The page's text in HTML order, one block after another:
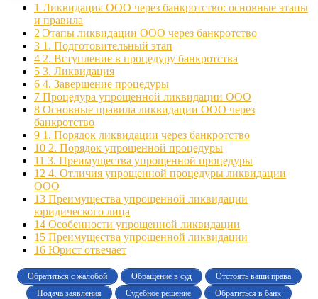
1 Ликвидация ООО через банкротство: основные этапы
и правила
2 Этапы ликвидации ООО через банкротство
3 1. Подготовительный этап
4 2. Вступление в процедуру банкротства
5 3. Ликвидация
6 4. Завершение процедуры
7 Процедура упрощенной ликвидации ООО
8 Основные правила ликвидации ООО через
банкротство
9 1. Порядок ликвидации через банкротство
10 2. Порядок упрощенной процедуры
11 3. Преимущества упрощенной процедуры
12 4. Отличия упрощенной процедуры ликвидации
ООО
13 Преимущества упрощенной ликвидации
юридического лица
14 Особенности упрощенной ликвидации
15 Преимущества упрощенной ликвидации
16 Юрист отвечает
Обратиться с жалобой Обращение в суд
Отстоять ваши права
Подача заявления
Судебное решение
Обратиться в банк